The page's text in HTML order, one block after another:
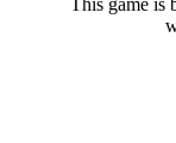
This game is